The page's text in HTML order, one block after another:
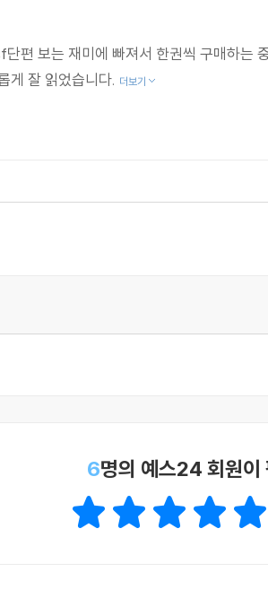
편 보는 재미에 빠져서 한권씩 구매하는
게 잘 읽었습니다. 더보기
6명의 예스24 회원이